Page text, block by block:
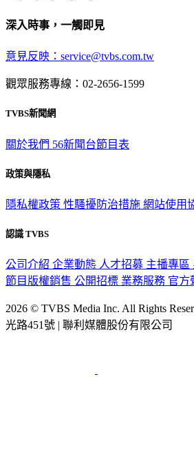
深入時事，一觸即見
意見反映：service@tvbs.com.tw
觀眾服務專線：02-2656-1599
TVBS新聞網
關於我們 56新聞台節目表
政策與隱私
隱私權政策 性騷擾防治措施 網站使用
認識 TVBS
公司介紹 企業動態 人才招募 主播專區
節目版權銷售 公開招標 業務服務 官方
2026 © TVBS Media Inc. All Rights
光路451號 | 聯利媒體股份有限公司